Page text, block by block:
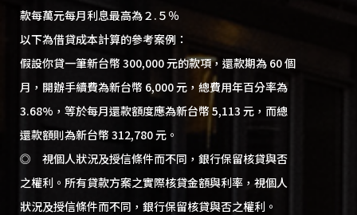
款每萬元每月利息最高為２.５％
以下為借貸成本計算的參考案例：
假設你貸一筆新台幣 300,000 元的款項，還款期為 60 個
月，開辦手續費為新台幣 6,000 元，總費用年百分率為
3.68%，等於每月還款額度應為新台幣 5,113 元，而總
還款額則為新台幣 312,780 元。
◎ 視個人狀況及授信條件而不同，銀行保留核貸與否
之權利。所有貸款方案之實際核貸金額與利率，視個人
狀況及授信條件而不同，銀行保留核貸與否之權利。